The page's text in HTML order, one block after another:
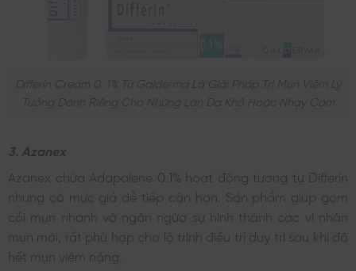
Differin Cream 0. 1% Từ Galderma Là Giải Pháp Trị Mụn Viêm Lý
Tưởng Dành Riêng Cho Những Làn Da Khô Hoặc Nhạy Cảm
3. Azanex
Azanex chứa Adapalene 0.1% hoạt động tương tự Differin
nhưng có mức giá dễ tiếp cận hơn. Sản phẩm giúp gom
cồi mụn nhanh và ngăn ngừa sự hình thành các vi nhân
mụn mới, rất phù hợp cho lộ trình điều trị duy trì sau khi đã
hết mụn viêm nặng.